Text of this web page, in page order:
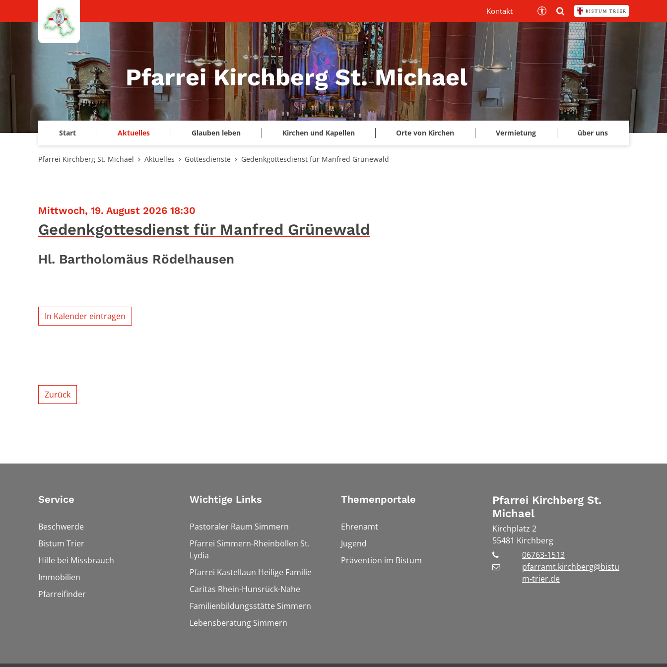
Zum Inhalt springen
Pfarrei Kirchberg St. Michael
Start Aktuelles Glauben leben Kirchen und Kapellen Orte von Kirchen Vermietung über uns
Kontakt
Pfarrei Kirchberg St. Michael Aktuelles Gottesdienste Gedenkgottesdienst für Manfred Grünewald
Mittwoch, 19. August 2026 18:30
Gedenkgottesdienst für Manfred Grünewald
Hl. Bartholomäus Rödelhausen
In Kalender eintragen
Zurück
Service
Beschwerde
Bistum Trier
Hilfe bei Missbrauch
Immobilien
Pfarreifinder
Wichtige Links
Pastoraler Raum Simmern
Pfarrei Simmern-Rheinböllen St.
Lydia
Pfarrei Kastellaun Heilige Familie
Caritas Rhein-Hunsrück-Nahe
Familienbildungsstätte Simmern
Lebensberatung Simmern
Themenportale
Ehrenamt
Jugend
Prävention im Bistum
Pfarrei Kirchberg St.
Michael
Kirchplatz 2
55481 Kirchberg
06763-1513
pfarramt.kirchberg@bistu
m-trier.de